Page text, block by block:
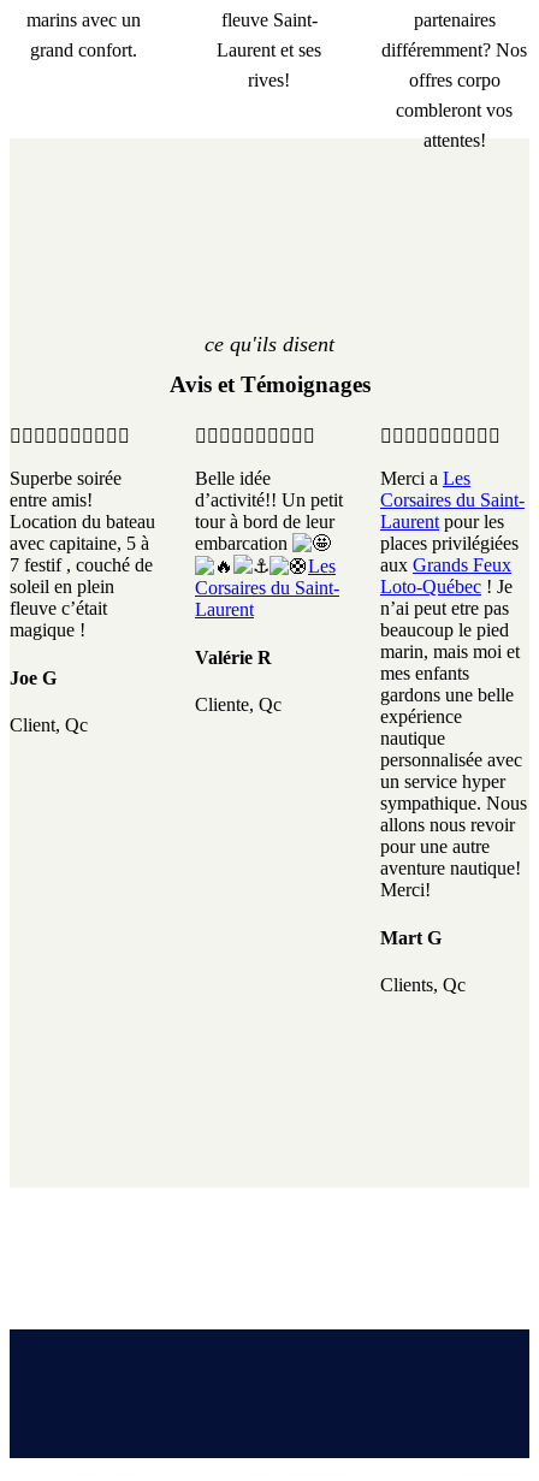
marins avec un
grand confort.
fleuve Saint-
Laurent et ses
rives!
partenaires
différemment? Nos
offres corpo
combleront vos
attentes!
ce qu'ils disent
Avis et Témoignages
Superbe soirée
entre amis!
Location du bateau
avec capitaine, 5 à
7 festif , couché de
soleil en plein
fleuve c’était
magique !
Joe G
Client, Qc
Belle idée
d’activité!! Un petit
tour à bord de leur
embarcation
Les
Corsaires du Saint-
Laurent
Valérie R
Cliente, Qc
Merci a Les
Corsaires du Saint-
Laurentpour les
places privilégiées
aux Grands Feux
Loto-Québec! Je
n’ai peut etre pas
beaucoup le pied
marin, mais moi et
mes enfants
gardons une belle
expérience
nautique
personnalisée avec
un service hyper
sympathique. Nous
allons nous revoir
pour une autre
aventure nautique!
Merci!
Mart G
Clients, Qc